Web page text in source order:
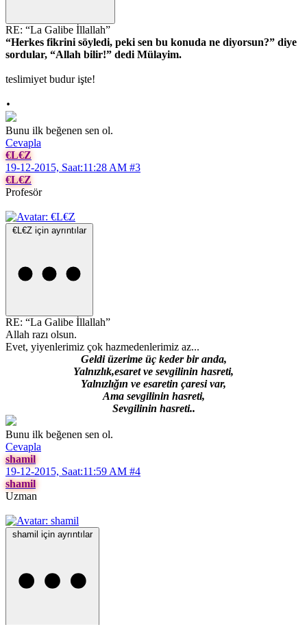
RE: “La Galibe İllallah”
“Herkes fikrini söyledi, peki sen bu konuda ne diyorsun?” diye
sordular, “Allah bilir!” dedi Mülayim.
teslimiyet budur işte!
.
Bunu ilk beğenen sen ol.
Cevapla
€L€Z
19-12-2015, Saat:11:28 AM #3
€L€Z
Profesör
€L€Z için ayrıntılar
RE: “La Galibe İllallah”
Allah razı olsun.
Evet, yiyenlerimiz çok hazmedenlerimiz az...
Geldi üzerime üç keder bir anda,
Yalnızlık,esaret ve sevgilinin hasreti,
Yalnızlığın ve esaretin çaresi var,
Ama sevgilinin hasreti,
Sevgilinin hasreti..
Bunu ilk beğenen sen ol.
Cevapla
shamil
19-12-2015, Saat:11:59 AM #4
shamil
Uzman
shamil için ayrıntılar